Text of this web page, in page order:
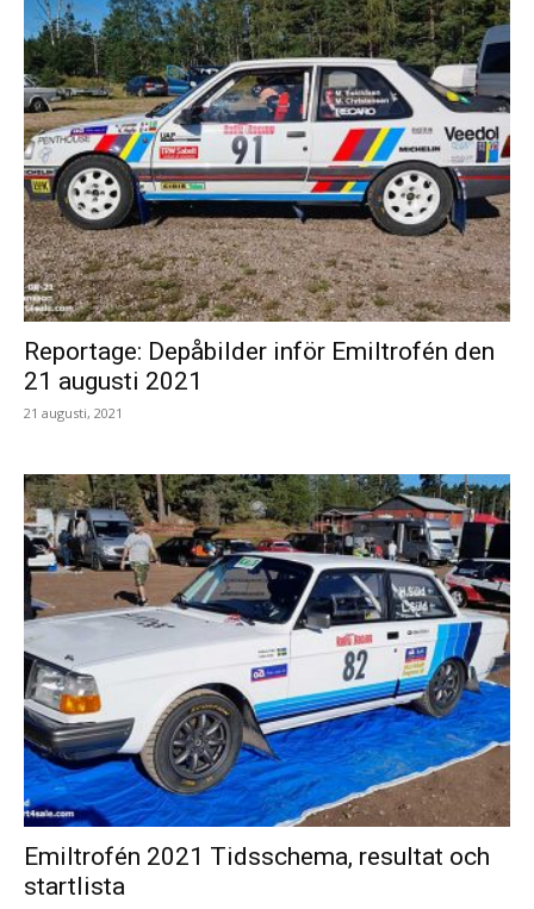
Reportage: Depåbilder inför Emiltrofén den
21 augusti 2021
21 augusti, 2021
Emiltrofén 2021 Tidsschema, resultat och
startlista